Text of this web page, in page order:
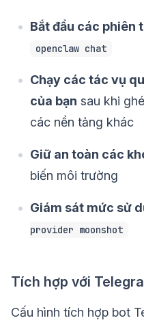
Bắt đầu các phiên
openclaw chat
Chạy các tác vụ
của bạn sau khi
các nền tảng khác
Giữ an toàn các
biến môi trường
Giám sát mức sử
provider moonshot
Tích hợp với
Cấu hình tích hợp bot